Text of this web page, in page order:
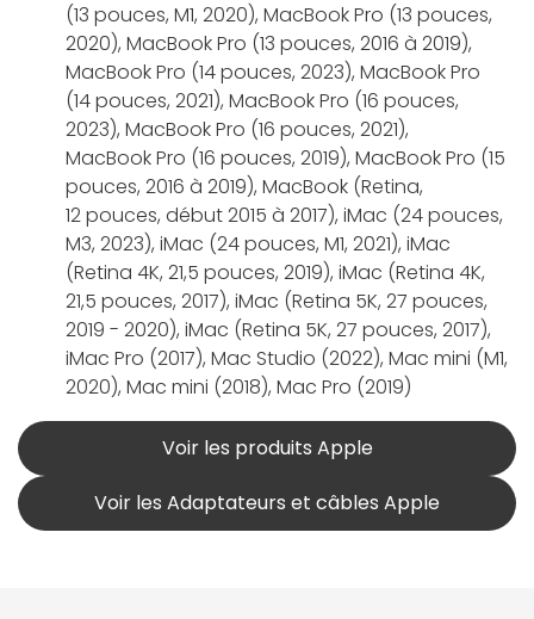
(13 pouces, M1, 2020), MacBook Pro (13 pouces,
2020), MacBook Pro (13 pouces, 2016 à 2019),
MacBook Pro (14 pouces, 2023), MacBook Pro
(14 pouces, 2021), MacBook Pro (16 pouces,
2023), MacBook Pro (16 pouces, 2021),
MacBook Pro (16 pouces, 2019), MacBook Pro (15
pouces, 2016 à 2019), MacBook (Retina,
12 pouces, début 2015 à 2017), iMac (24 pouces,
M3, 2023), iMac (24 pouces, M1, 2021), iMac
(Retina 4K, 21,5 pouces, 2019), iMac (Retina 4K,
21,5 pouces, 2017), iMac (Retina 5K, 27 pouces,
2019 - 2020), iMac (Retina 5K, 27 pouces, 2017),
iMac Pro (2017), Mac Studio (2022), Mac mini (M1,
2020), Mac mini (2018), Mac Pro (2019)
Voir les produits Apple
Voir les Adaptateurs et câbles Apple